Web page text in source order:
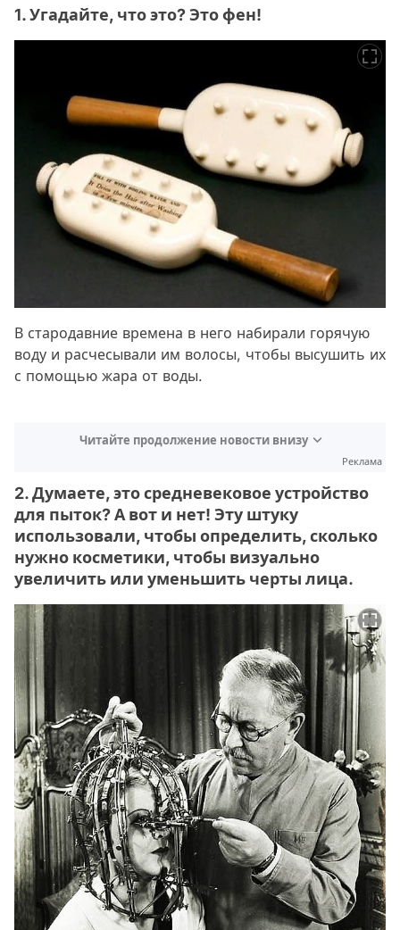
1. Угадайте, что это? Это фен!
В стародавние времена в него набирали горячую
воду и расчесывали им волосы, чтобы высушить их
с помощью жара от воды.
Читайте продолжение новости внизу
Реклама
2. Думаете, это средневековое устройство
для пыток? А вот и нет! Эту штуку
использовали, чтобы определить, сколько
нужно косметики, чтобы визуально
увеличить или уменьшить черты лица.